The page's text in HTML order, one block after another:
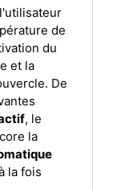
de
du
et la
De
, le
la
la fois